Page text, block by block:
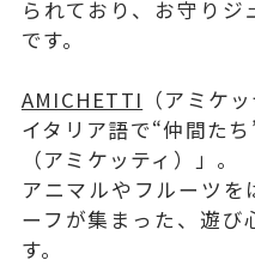
られており、お守り
です。
AMICHETTI （アミケッ
イタリア語で“仲間た
（アミケッティ）」。
アニマルやフルーツ
ーフが集まった、遊び
す。